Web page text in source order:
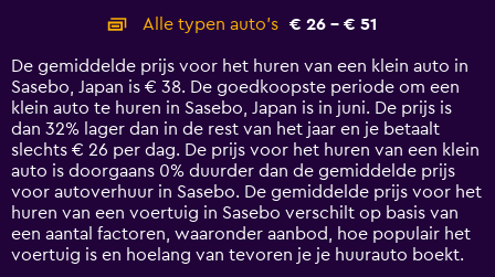
14
categories.
The
chart
has
1
Y
axis
displaying
values.
Range:
Alle typen auto's
€ 26 - € 51
De gemiddelde prijs voor het huren van een klein auto in
Sasebo, Japan is € 38. De goedkoopste periode om een
klein auto te huren in Sasebo, Japan is in juni. De prijs is
dan 32% lager dan in de rest van het jaar en je betaalt
slechts € 26 per dag. De prijs voor het huren van een klein
auto is doorgaans 0% duurder dan de gemiddelde prijs
voor autoverhuur in Sasebo. De gemiddelde prijs voor het
huren van een voertuig in Sasebo verschilt op basis van
een aantal factoren, waaronder aanbod, hoe populair het
voertuig is en hoelang van tevoren je je huurauto boekt.